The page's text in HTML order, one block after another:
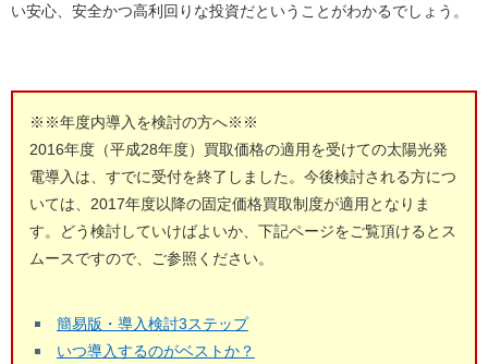
い安心、安全かつ高利回りな投資だということがわかるでしょう。
※※年度内導入を検討の方へ※※
2016年度（平成28年度）買取価格の適用を受けての太陽光発
電導入は、すでに受付を終了しました。今後検討される方につ
いては、2017年度以降の固定価格買取制度が適用となりま
す。どう検討していけばよいか、下記ページをご覧頂けるとス
ムースですので、ご参照ください。
簡易版・導入検討3ステップ
いつ導入するのがベストか？